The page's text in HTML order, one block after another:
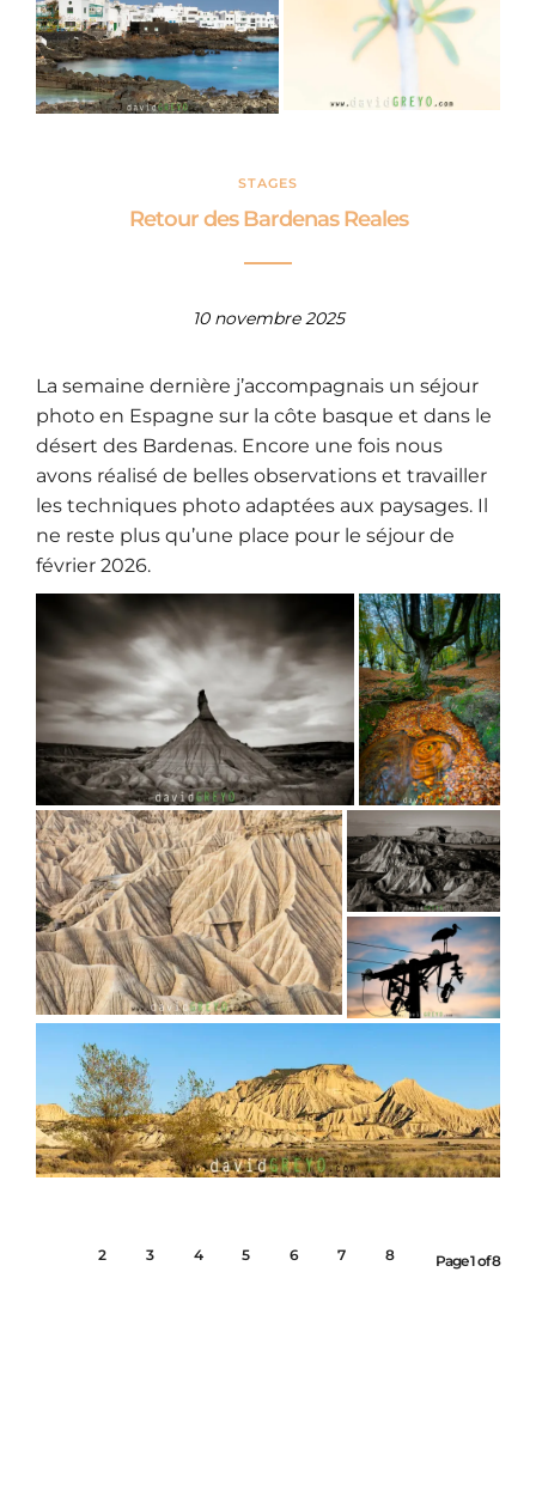
STAGES
Retour des Bardenas Reales
10 novembre 2025
La semaine dernière j’accompagnais un séjour
photo en Espagne sur la côte basque et dans le
désert des Bardenas. Encore une fois nous
avons réalisé de belles observations et travailler
les techniques photo adaptées aux paysages. Il
ne reste plus qu’une place pour le séjour de
février 2026.
2 3 4 5 6 7 8 Page 1 of 8